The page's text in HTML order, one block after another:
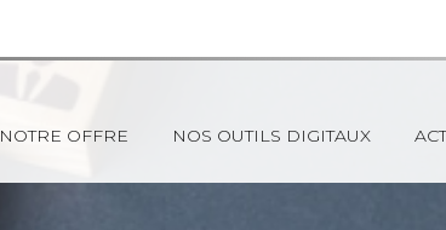
NOTRE OFFRE NOS OUTILS DIGITAUX